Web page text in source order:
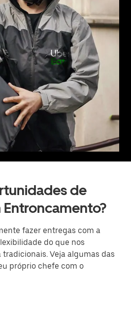
de
fazer entregas com a
do que nos
Veja algumas das
próprio chefe com o